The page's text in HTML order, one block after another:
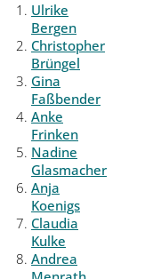
Ulrike
Bergen
Christopher
Brüngel
Gina
Faßbender
Anke
Frinken
Nadine
Glasmacher
Anja
Koenigs
Claudia
Kulke
Andrea